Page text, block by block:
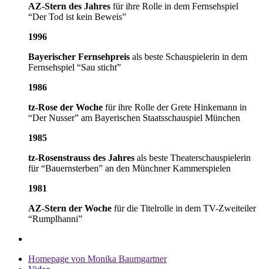
AZ-Stern des Jahres für ihre Rolle in dem Fernsehspiel
“Der Tod ist kein Beweis”
1996
Bayerischer Fernsehpreis als beste Schauspielerin in dem
Fernsehspiel “Sau sticht”
1986
tz-Rose der Woche für ihre Rolle der Grete Hinkemann in
“Der Nusser” am Bayerischen Staatsschauspiel München
1985
tz-Rosenstrauss des Jahres als beste Theaterschauspielerin
für “Bauernsterben” an den Münchner Kammerspielen
1981
AZ-Stern der Woche für die Titelrolle in dem TV-Zweiteiler
“Rumplhanni”
Homepage von Monika Baumgartner